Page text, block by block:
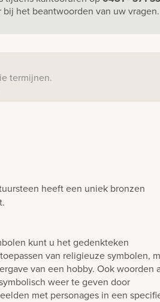
bij het beantwoorden van uw vragen.
termijnen.
heeft een uniek bronzen
kunt u het gedenkteken
van religieuze symbolen,
van een hobby. Ook woorden
weer te geven door
met personages in een